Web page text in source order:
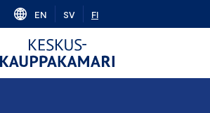
Skip
content
EN SV FI